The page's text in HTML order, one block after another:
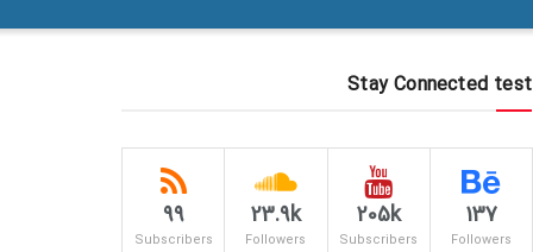
Stay Connected test
137
Followers
205k
Subscribers
23.9k
Followers
99
Subscribers